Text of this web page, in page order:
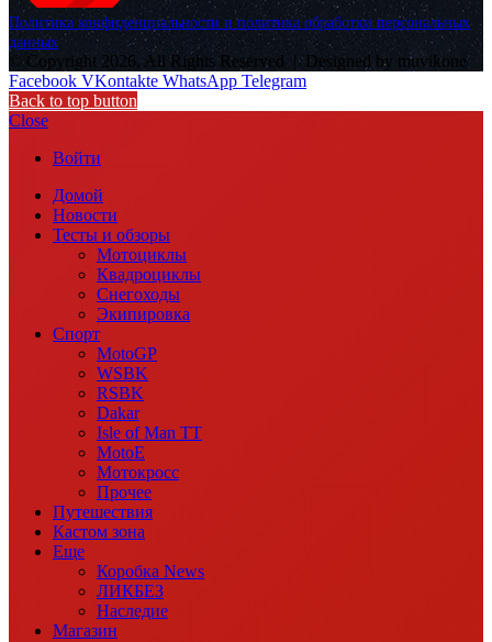
Политика конфиденциальности и политика обработки персональных
данных
© Copyright 2026, All Rights Reserved | Designed by muvikone
Facebook VKontakte WhatsApp Telegram
Back to top button
Close
Войти
Домой
Новости
Тесты и обзоры
Мотоциклы
Квадроциклы
Снегоходы
Экипировка
Спорт
MotoGP
WSBK
RSBK
Dakar
Isle of Man TT
MotoE
Мотокросс
Прочее
Путешествия
Кастом зона
Еще
Коробка News
ЛИКБЕЗ
Наследие
Магазин